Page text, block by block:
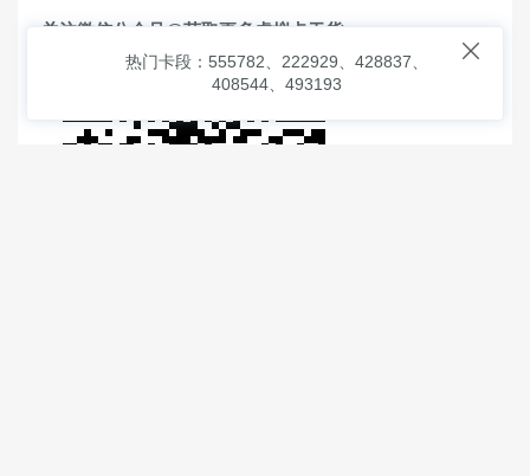
关注微信公众号@获取更多虚拟卡干货

热门卡段：555782、222929、428837、
408544、493193